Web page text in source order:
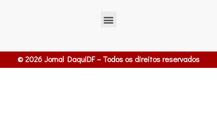
© 2026 Jornal DaquiDF – Todos os direitos reservados